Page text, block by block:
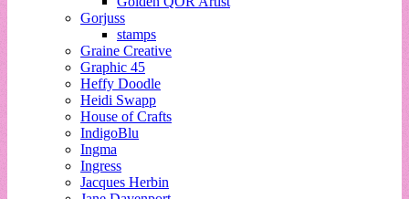
Gorjuss
stamps
Graine Creative
Graphic 45
Heffy Doodle
Heidi Swapp
House of Crafts
IndigoBlu
Ingma
Ingress
Jacques Herbin